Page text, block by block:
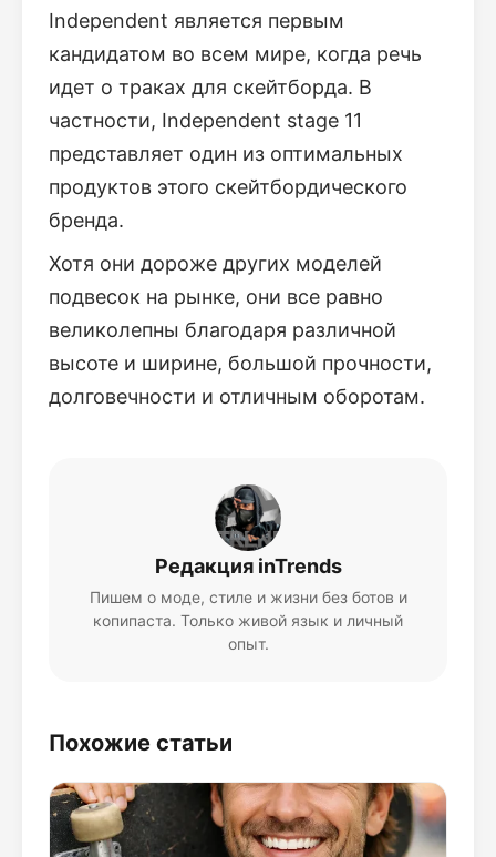
Independent является первым
кандидатом во всем мире, когда речь
идет о траках для скейтборда. В
частности, Independent stage 11
представляет один из оптимальных
продуктов этого скейтбордического
бренда.
Хотя они дороже других моделей
подвесок на рынке, они все равно
великолепны благодаря различной
высоте и ширине, большой прочности,
долговечности и отличным оборотам.
Редакция inTrends
Пишем о моде, стиле и жизни без ботов и
копипаста. Только живой язык и личный
опыт.
Похожие статьи